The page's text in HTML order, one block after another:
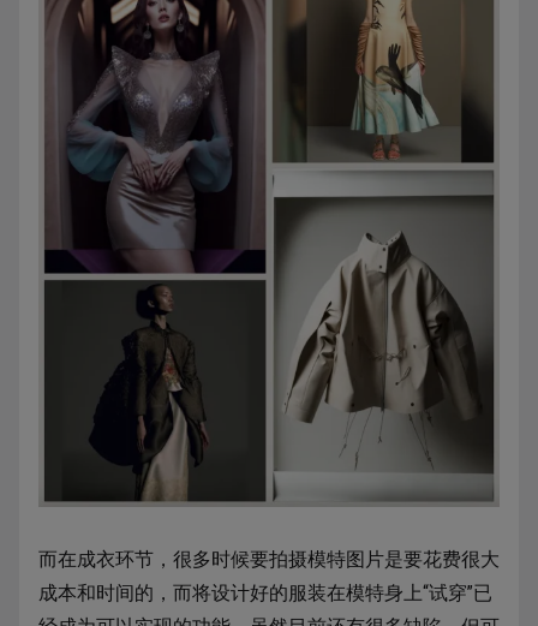
而在成衣环节，很多时候要拍摄模特图片是要花费很大
成本和时间的，而将设计好的服装在模特身上“试穿”已